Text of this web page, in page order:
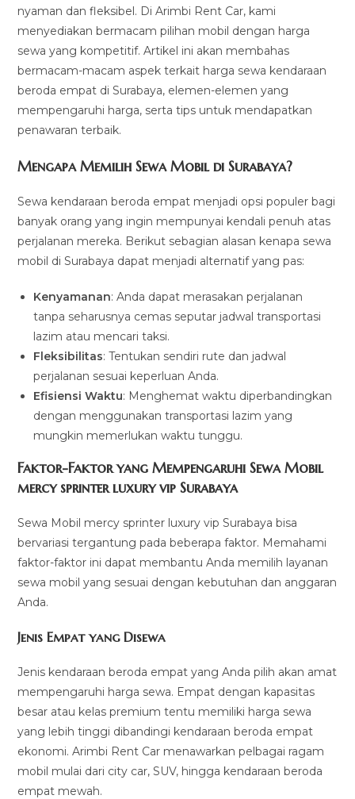
nyaman dan fleksibel. Di Arimbi Rent Car, kami
menyediakan bermacam pilihan mobil dengan harga
sewa yang kompetitif. Artikel ini akan membahas
bermacam-macam aspek terkait harga sewa kendaraan
beroda empat di Surabaya, elemen-elemen yang
mempengaruhi harga, serta tips untuk mendapatkan
penawaran terbaik.
Mengapa Memilih Sewa Mobil di Surabaya?
Sewa kendaraan beroda empat menjadi opsi populer bagi
banyak orang yang ingin mempunyai kendali penuh atas
perjalanan mereka. Berikut sebagian alasan kenapa sewa
mobil di Surabaya dapat menjadi alternatif yang pas:
Kenyamanan: Anda dapat merasakan perjalanan
tanpa seharusnya cemas seputar jadwal transportasi
lazim atau mencari taksi.
Fleksibilitas: Tentukan sendiri rute dan jadwal
perjalanan sesuai keperluan Anda.
Efisiensi Waktu: Menghemat waktu diperbandingkan
dengan menggunakan transportasi lazim yang
mungkin memerlukan waktu tunggu.
Faktor-Faktor yang Mempengaruhi Sewa Mobil
mercy sprinter luxury vip Surabaya
Sewa Mobil mercy sprinter luxury vip Surabaya bisa
bervariasi tergantung pada beberapa faktor. Memahami
faktor-faktor ini dapat membantu Anda memilih layanan
sewa mobil yang sesuai dengan kebutuhan dan anggaran
Anda.
Jenis Empat yang Disewa
Jenis kendaraan beroda empat yang Anda pilih akan amat
mempengaruhi harga sewa. Empat dengan kapasitas
besar atau kelas premium tentu memiliki harga sewa
yang lebih tinggi dibandingi kendaraan beroda empat
ekonomi. Arimbi Rent Car menawarkan pelbagai ragam
mobil mulai dari city car, SUV, hingga kendaraan beroda
empat mewah.